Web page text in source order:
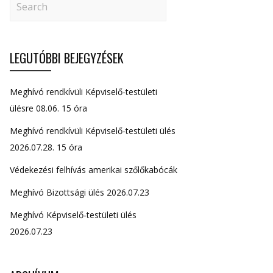
LEGUTÓBBI BEJEGYZÉSEK
Meghívó rendkívüli Képviselő-testületi
ülésre 08.06. 15 óra
Meghívó rendkívüli Képviselő-testületi ülés
2026.07.28. 15 óra
Védekezési felhívás amerikai szőlőkabócák
Meghívó Bizottsági ülés 2026.07.23
Meghívó Képviselő-testületi ülés
2026.07.23